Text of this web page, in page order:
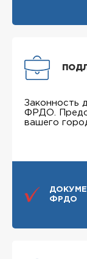
Законность
ФРДО.
вашего
ФРДО